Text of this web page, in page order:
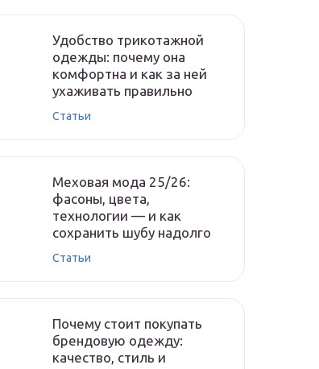
Удобство трикотажной
одежды: почему она
комфортна и как за ней
ухаживать правильно
Статьи
Меховая мода 25/26:
фасоны, цвета,
технологии — и как
сохранить шубу надолго
Статьи
Почему стоит покупать
брендовую одежду:
качество, стиль и